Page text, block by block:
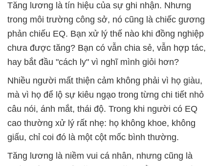
Tăng lương là tín hiệu của sự ghi nhận. Nhưng
trong môi trường công sở, nó cũng là chiếc gương
phản chiếu EQ. Bạn xử lý thế nào khi đồng nghiệp
chưa được tăng? Bạn có vẫn chia sẻ, vẫn hợp tác,
hay bắt đầu "cách ly" vì nghĩ mình giỏi hơn?
Nhiều người mất thiện cảm không phải vì họ giàu,
mà vì họ để lộ sự kiêu ngạo trong từng chi tiết nhỏ
câu nói, ánh mắt, thái độ. Trong khi người có EQ
cao thường xử lý rất nhẹ: họ không khoe, không
giấu, chỉ coi đó là một cột mốc bình thường.
Tăng lương là niềm vui cá nhân, nhưng cũng là